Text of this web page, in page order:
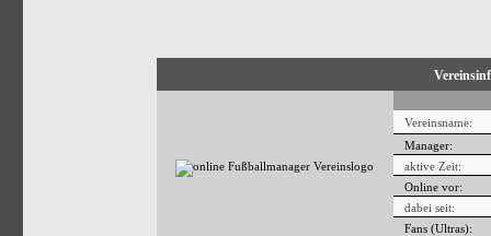
Vereinsname:
Manager:
aktive Zeit:
Online vor:
dabei seit:
Fans (Ultras):